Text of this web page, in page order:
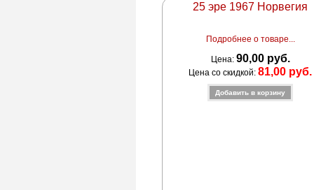
25 эре 1967 Норвегия
Подробнее о товаре...
Цена: 90,00 руб.
Цена со скидкой:81,00 руб.